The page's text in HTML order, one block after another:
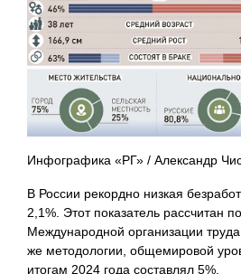
Инфографика «РГ» / Александр
В России рекордно низкая
2,1%. Этот показатель рассчитан
Международной организации
же методологии, общемировой
итогам 2024 года составлял 5%.